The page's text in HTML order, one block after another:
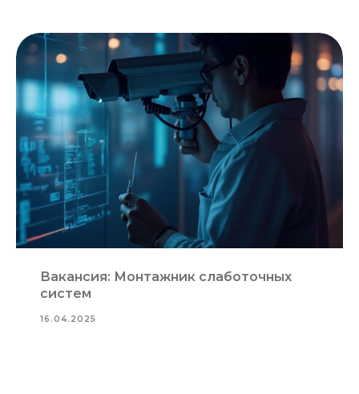
Вакансия: Монтажник слаботочных
систем
16.04.2025